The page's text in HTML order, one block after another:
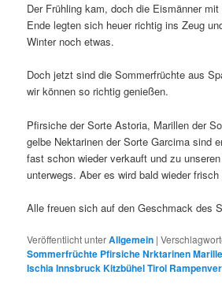
Der Frühling kam, doch die Eismänner
Ende legten sich heuer richtig ins Zeug
Winter noch etwas.
Doch jetzt sind die Sommerfrüchte aus
wir können so richtig genießen.
Pfirsiche der Sorte Astoria, Marillen der
gelbe Nektarinen der Sorte Garcima sind
fast schon wieder verkauft und zu
unterwegs. Aber es wird bald wieder
Alle freuen sich auf den Geschmack des
Veröffentlicht unterAllgemein |
Sommerfrüchte Pfirsiche Nrktarinen
Ischia Innsbruck Kitzbühel Tirol